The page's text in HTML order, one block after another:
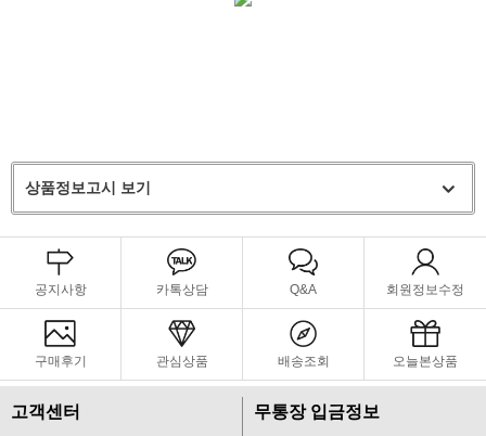
상품정보고시 보기
공지사항 카톡상담 Q&A 회원정보수정
구매후기 관심상품 배송조회 오늘본상품
고객센터
무통장 입금정보